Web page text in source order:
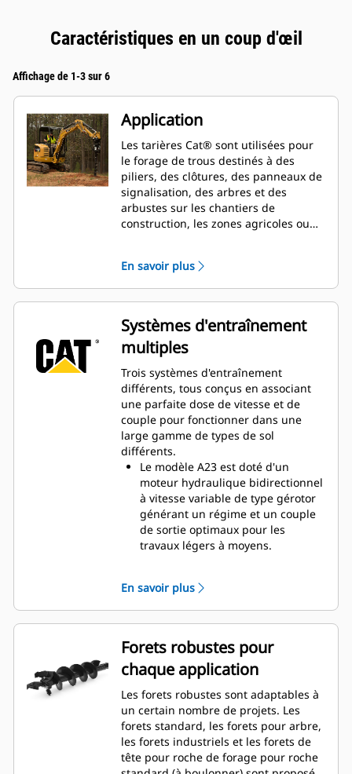
Caractéristiques en un coup d'œil
Affichage de 1-3 sur 6
Application
Les tarières Cat® sont utilisées pour
le forage de trous destinés à des
piliers, des clôtures, des panneaux de
signalisation, des arbres et des
arbustes sur les chantiers de
construction, les zones agricoles ou
En savoir plus
Systèmes d'entraînement
multiples
Trois systèmes d'entraînement
différents, tous conçus en associant
une parfaite dose de vitesse et de
couple pour fonctionner dans une
large gamme de types de sol
différents.
Le modèle A23 est doté d'un
moteur hydraulique bidirectionnel
à vitesse variable de type gérotor
générant un régime et un couple
de sortie optimaux pour les
travaux légers à moyens.
à vitesse variable de type gérotor,
avec train planétaire simple
réduction, monté sur un boîtier
d'entraînement de planétaire en
ligne pour une vitesse et un
couple de sortie de foret optimaux
pour les applications de service
modéré à difficile.
Le modèle A68 est doté d'un
motoréducteur hydraulique
bidirectionnel à vitesse variable,
avec train planétaire simple
En savoir plus
Forets robustes pour
chaque application
Les forets robustes sont adaptables à
un certain nombre de projets. Les
forets standard, les forets pour arbre,
les forets industriels et les forets de
tête pour roche de forage pour roche